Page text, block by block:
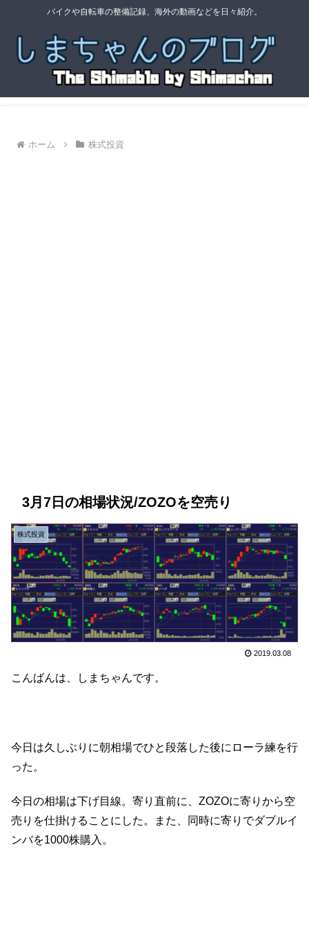
バイクや自転車の整備記録、海外の動画などを日々紹介。
ホーム 株式投資
3月7日の相場状況/ZOZOを空売り
株式投資
2019.03.08
こんばんは、しまちゃんです。
今日は久しぶりに朝相場でひと段落した後にローラ練を行
った。
今日の相場は下げ目線。寄り直前に、ZOZOに寄りから空
売りを仕掛けることにした。また、同時に寄りでダブルイ
ンバを1000株購入。